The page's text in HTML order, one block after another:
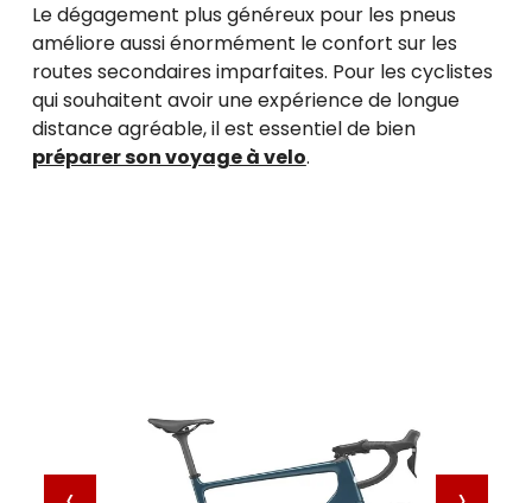
Le dégagement plus généreux pour les pneus
améliore aussi énormément le confort sur les
routes secondaires imparfaites. Pour les cyclistes
qui souhaitent avoir une expérience de longue
distance agréable, il est essentiel de bien
préparer son voyage à velo.